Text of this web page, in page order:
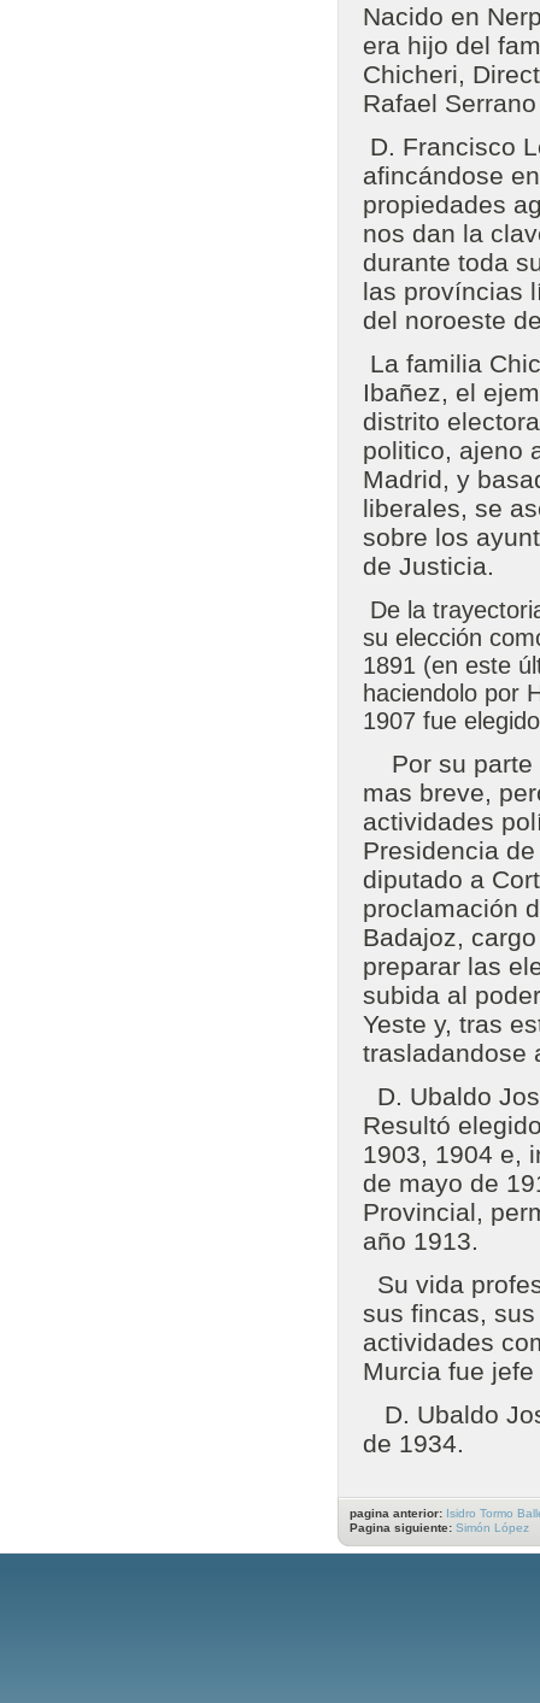
Nacido en
era hijo del
Chicheri,
Rafael
D. Francisco
afincándose
propiedades
nos dan la
durante toda
las províncias
del noroeste
La familia
Ibañez, el
distrito
politico, ajeno
Madrid, y
liberales, se
sobre los
de Justicia.
De la
su elección
1891 (en este
haciendolo por
1907 fue
Por su parte
mas breve,
actividades
Presidencia
diputado a
proclamación
Badajoz,
preparar las
subida al
Yeste y, tras
trasladandose
D. Ubaldo
Resultó
1903, 1904 e,
de mayo de
Provincial,
año 1913.
Su vida
sus fincas,
actividades
Murcia fue
D. Ubaldo
de 1934.
pagina anterior: Isidro Tormo
Pagina siguiente: Simón López